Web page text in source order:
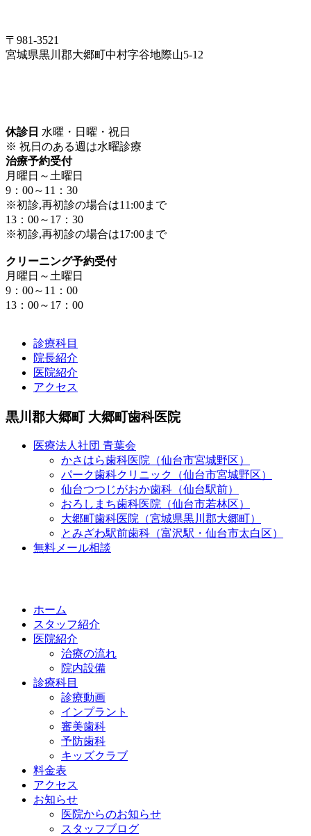
〒981-3521
宮城県黒川郡大郷町中村字谷地際山5-12
休診日 水曜・日曜・祝日
※ 祝日のある週は水曜診療
治療予約受付
月曜日～土曜日
9：00～11：30
※初診,再初診の場合は11:00まで
13：00～17：30
※初診,再初診の場合は17:00まで
クリーニング予約受付
月曜日～土曜日
9：00～11：00
13：00～17：00
診療科目
院長紹介
医院紹介
アクセス
黒川郡大郷町 大郷町歯科医院
医療法人社団 青葉会
かさはら歯科医院（仙台市宮城野区）
パーク歯科クリニック（仙台市宮城野区）
仙台つつじがおか歯科（仙台駅前）
おろしまち歯科医院（仙台市若林区）
大郷町歯科医院（宮城県黒川郡大郷町）
とみざわ駅前歯科（富沢駅・仙台市太白区）
無料メール相談
ホーム
スタッフ紹介
医院紹介
治療の流れ
院内設備
診療科目
診療動画
インプラント
審美歯科
予防歯科
キッズクラブ
料金表
アクセス
お知らせ
医院からのお知らせ
スタッフブログ